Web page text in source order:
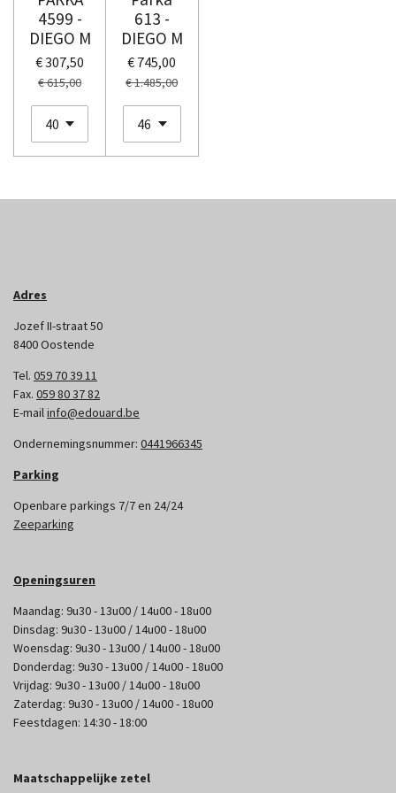
4599 -
DIEGO M
€ 307,50
€ 615,00
613 -
DIEGO M
€ 745,00
€ 1.485,00
Adres
Jozef II-straat 50
8400 Oostende
Tel. 059 70 39 11
Fax. 059 80 37 82
E-mailinfo@edouard.be
Ondernemingsnummer: 0441966345
Parking
Openbare parkings 7/7 en 24/24
Zeeparking
Openingsuren
Maandag: 9u30 - 13u00 / 14u00 - 18u00
Dinsdag: 9u30 - 13u00 / 14u00 - 18u00
Woensdag: 9u30 - 13u00 / 14u00 - 18u00
Donderdag: 9u30 - 13u00 / 14u00 - 18u00
Vrijdag: 9u30 - 13u00 / 14u00 - 18u00
Zaterdag: 9u30 - 13u00 / 14u00 - 18u00
Feestdagen: 14:30 - 18:00
Maatschappelijke zetel